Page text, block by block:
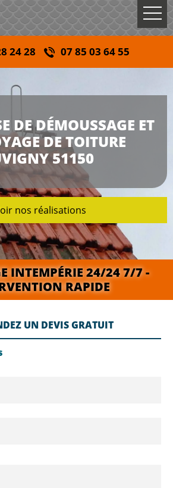
24 28 07 85 03 64 55
DE DÉMOUSSAGE ET
DE TOITURE
51150
nos réalisations
INTEMPÉRIE 24/24 7/7 -
RAPIDE
UN DEVIS GRATUIT